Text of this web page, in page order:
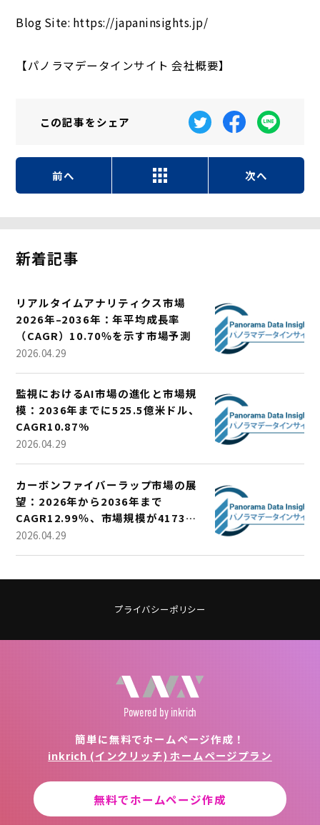
Blog Site: https://japaninsights.jp/
【パノラマデータインサイト 会社概要】
この記事をシェア
前へ 次へ
新着記事
リアルタイムアナリティクス市場
2026年–2036年：年平均成長率
（CAGR）10.70％を示す市場予測
2026.04.29
監視におけるAI市場の進化と市場規
模：2036年までに525.5億米ドル、
CAGR10.87%
2026.04.29
カーボンファイバーラップ市場の展
望：2026年から2036年まで
CAGR12.99％、市場規模が4173万
米ドルに成長
2026.04.29
プライバシーポリシー
Powered by inkrich
簡単に無料でホームページ作成！
inkrich (インクリッチ) ホームページプラン
無料でホームページ作成